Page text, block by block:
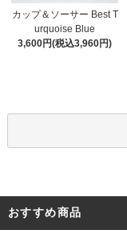
カップ＆ソーサー Best T
urquoise Blue
3,600円(税込3,960円)
おすすめ商品